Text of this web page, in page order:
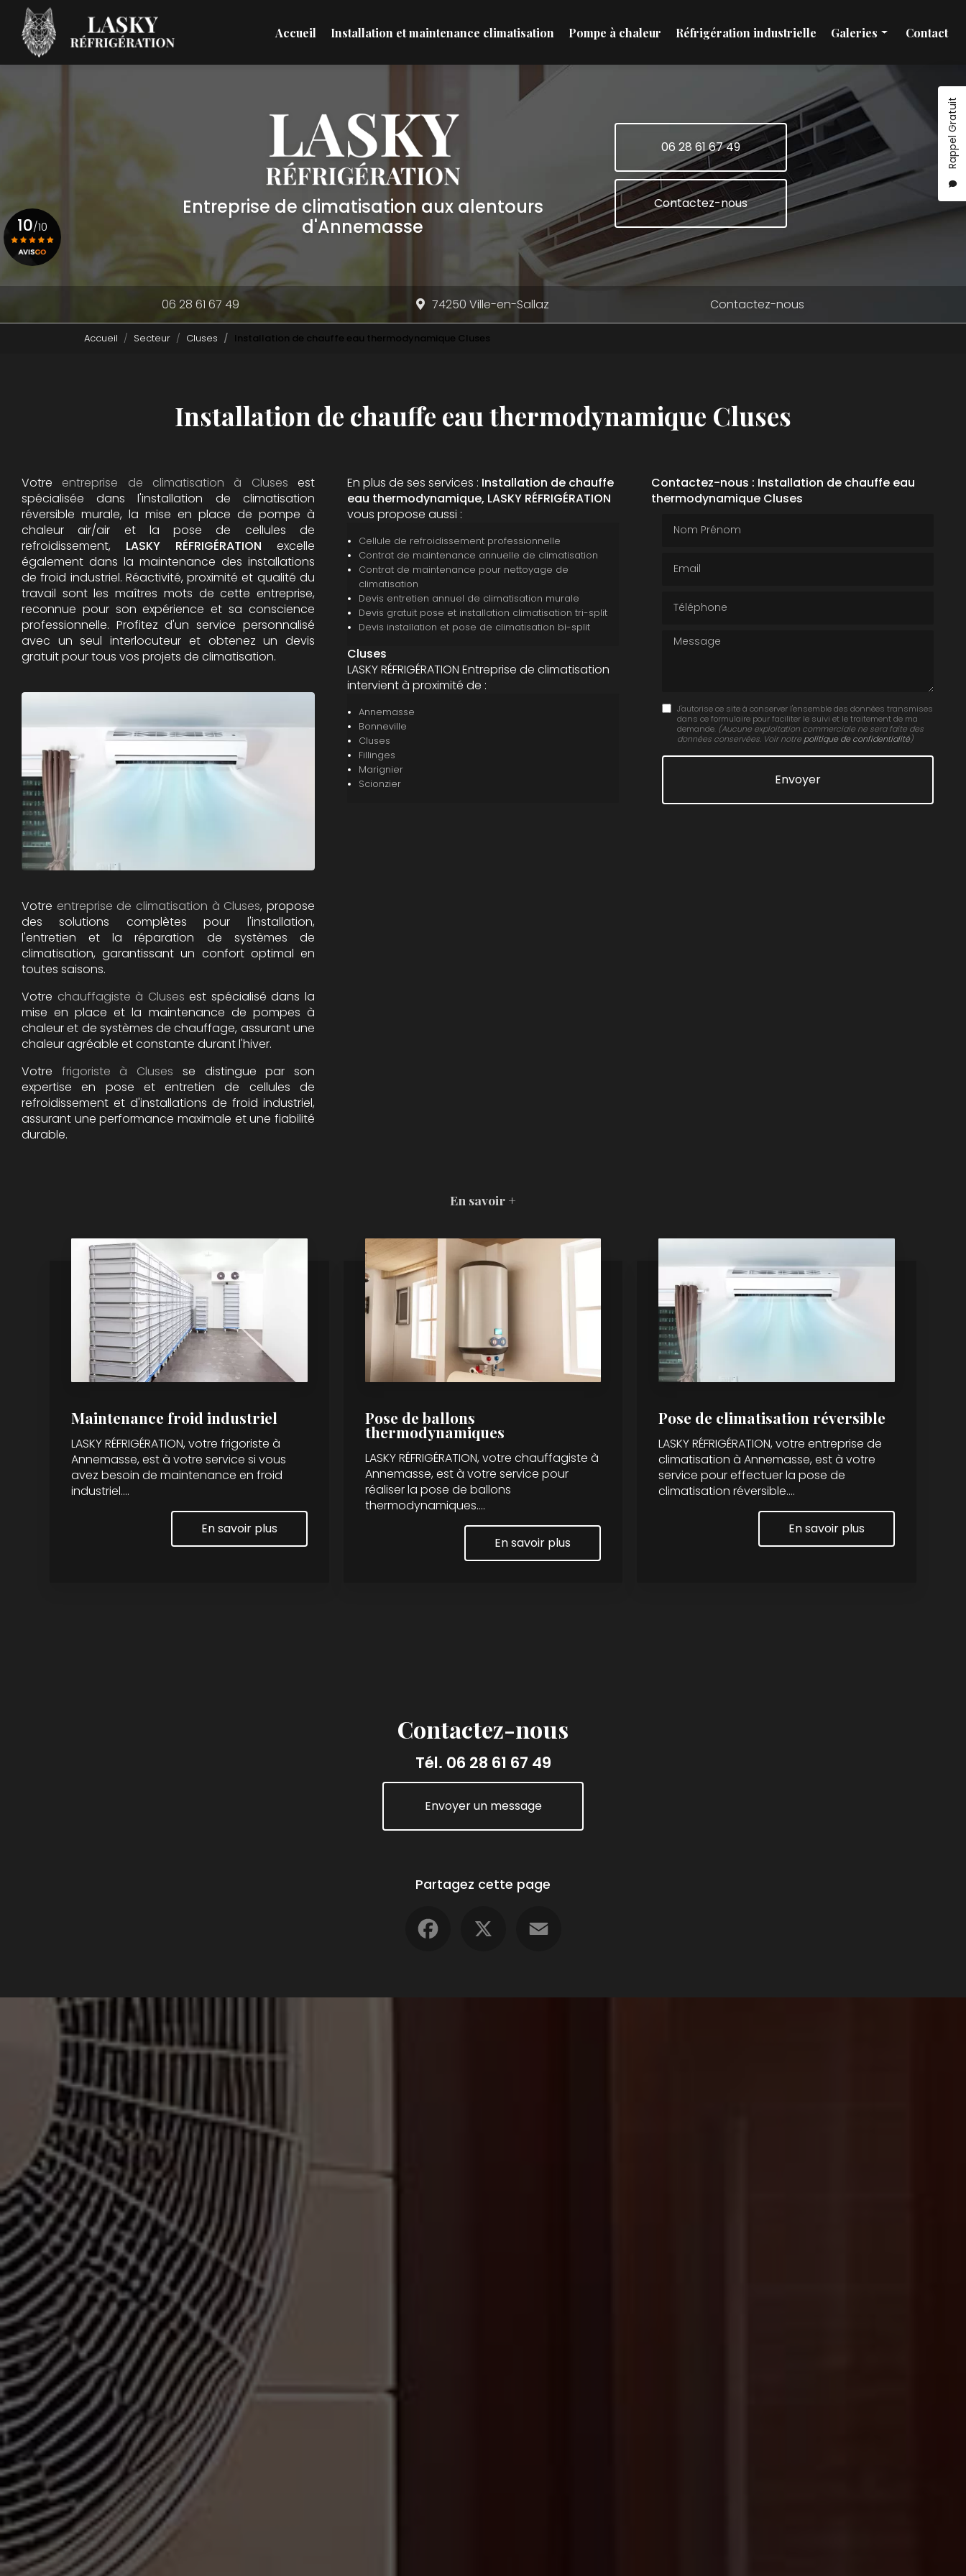
contenu
principal
Rappel Gratuit
Accueil
Installation et maintenance climatisation Pompe à chaleur Réfrigération industrielle Galeries
Installation et maintenance climatisation
Pompe à chaleur
Réfrigération industrielle
Contact
Entreprise de climatisation aux alentours
d'Annemasse
06 28 61 67 49
Contactez-nous
06 28 61 67 49 74250 Ville-en-Sallaz Contactez-nous
10/10
Accueil Secteur Cluses Installation de chauffe eau thermodynamique Cluses
Installation de chauffe eau thermodynamique Cluses
Votre entreprise de climatisation à Cluses est
spécialisée dans l'installation de climatisation
réversible murale, la mise en place de pompe à
chaleur air/air et la pose de cellules de
refroidissement, LASKY RÉFRIGÉRATION excelle
également dans la maintenance des installations
de froid industriel. Réactivité, proximité et qualité du
travail sont les maîtres mots de cette entreprise,
reconnue pour son expérience et sa conscience
professionnelle. Profitez d'un service personnalisé
avec un seul interlocuteur et obtenez un devis
gratuit pour tous vos projets de climatisation.
Votre entreprise de climatisation à Cluses, propose
des solutions complètes pour l'installation,
l'entretien et la réparation de systèmes de
climatisation, garantissant un confort optimal en
toutes saisons.
Votre chauffagiste à Cluses est spécialisé dans la
mise en place et la maintenance de pompes à
chaleur et de systèmes de chauffage, assurant une
chaleur agréable et constante durant l'hiver.
Votre frigoriste à Cluses se distingue par son
expertise en pose et entretien de cellules de
refroidissement et d'installations de froid industriel,
assurant une performance maximale et une fiabilité
durable.
En plus de ses services : Installation de chauffe
eau thermodynamique, LASKY RÉFRIGÉRATION
vous propose aussi :
Cellule de refroidissement professionnelle
Contrat de maintenance annuelle de climatisation
Contrat de maintenance pour nettoyage de
climatisation
Devis entretien annuel de climatisation murale
Devis gratuit pose et installation climatisation tri-split
Devis installation et pose de climatisation bi-split
Cluses
LASKY RÉFRIGÉRATION Entreprise de climatisation
intervient à proximité de :
Annemasse
Bonneville
Cluses
Fillinges
Marignier
Scionzier
Contactez-nous : Installation de chauffe eau
thermodynamique Cluses
Message
J'autorise ce site à conserver l'ensemble des données transmises
dans ce formulaire pour faciliter le suivi et le traitement de ma
demande. (Aucune exploitation commerciale ne sera faite des
données conservées. Voir notre politique de confidentialité)
En savoir +
Maintenance froid industriel
LASKY RÉFRIGÉRATION, votre frigoriste à
Annemasse, est à votre service si vous
avez besoin de maintenance en froid
industriel....
En savoir plus
Pose de ballons
thermodynamiques
LASKY RÉFRIGÉRATION, votre chauffagiste à
Annemasse, est à votre service pour
réaliser la pose de ballons
thermodynamiques....
En savoir plus
Pose de climatisation réversible
LASKY RÉFRIGÉRATION, votre entreprise de
climatisation à Annemasse, est à votre
service pour effectuer la pose de
climatisation réversible....
En savoir plus
Contactez-nous
Tél. 06 28 61 67 49
Envoyer un message
Partagez cette page